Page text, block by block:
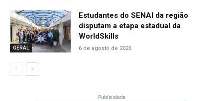
GERAL
Estudantes do SENAI da região
disputam a etapa estadual da
WorldSkills
6 de agosto de 2026
Publicidade